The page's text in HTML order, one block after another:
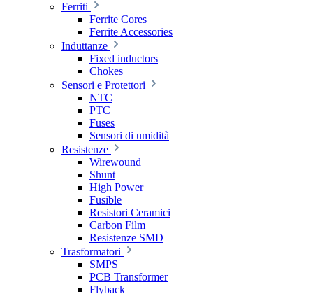
Ferriti
Ferrite Cores
Ferrite Accessories
Induttanze
Fixed inductors
Chokes
Sensori e Protettori
NTC
PTC
Fuses
Sensori di umidità
Resistenze
Wirewound
Shunt
High Power
Fusible
Resistori Ceramici
Carbon Film
Resistenze SMD
Trasformatori
SMPS
PCB Transformer
Flyback